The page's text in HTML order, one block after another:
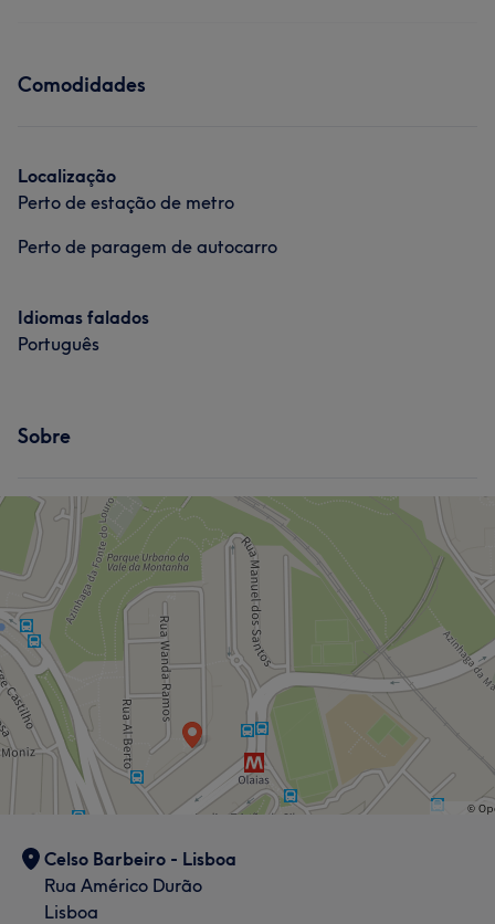
Comodidades
Localização
Perto de estação de metro
Perto de paragem de autocarro
Idiomas falados
Português
Sobre
Celso Barbeiro - Lisboa
Rua Américo Durão
Lisboa